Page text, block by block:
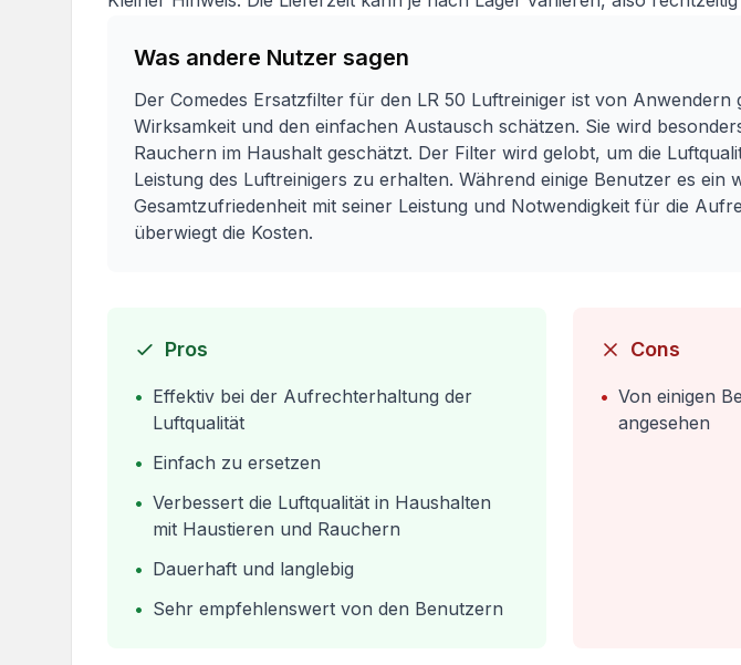
Was andere Nutzer sagen
Der Comedes Ersatzfilter für den LR 50 Luftreiniger ist von Anwendern
Wirksamkeit und den einfachen Austausch schätzen. Sie wird
Rauchern im Haushalt geschätzt. Der Filter wird gelobt, um die
Leistung des Luftreinigers zu erhalten. Während einige Benutzer es ein
Gesamtzufriedenheit mit seiner Leistung und Notwendigkeit für die
überwiegt die Kosten.
Pros
• Effektiv bei der Aufrechterhaltung der
Luftqualität
• Einfach zu ersetzen
• Verbessert die Luftqualität in Haushalten
mit Haustieren und Rauchern
• Dauerhaft und langlebig
• Sehr empfehlenswert von den Benutzern
Cons
• Von einigen
angesehen